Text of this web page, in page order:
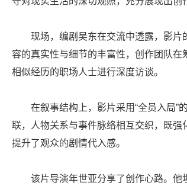
现场，编剧吴东在交流中透露，影
容的真实性与细节的丰富性，创作团队
相似经历的职场人士进行深度访谈。
在叙事结构上，影片采用“全员入局”
联，人物关系与事件脉络相互交织，既
提升了观众的剧情代入感。
该片导演年世亚分享了创作心路。他